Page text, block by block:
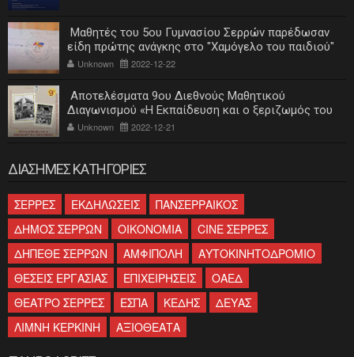
Μαθητές του 5ου Γυμνασίου Σερρών παρέδωσαν
είδη πρώτης ανάγκης στο "Χαμόγελο του παιδιού"
Unknown 2022-12-22
Αποτελέσματα 9ου Διεθνούς Μαθητικού
Διαγωνισμού «Η Εκπαίδευση και ο ξεριζωμός του
ελληνισμού»
Unknown 2022-12-21
ΔΙΑΣΗΜΕΣ ΚΑΤΗΓΟΡΙΕΣ
ΣΕΡΡΕΣ ΕΚΔΗΛΩΣΕΙΣ
ΠΑΝΣΕΡΡΑΙΚΟΣ
ΔΗΜΟΣ ΣΕΡΡΩΝ
ΟΙΚΟΝΟΜΙΑ
CINE ΣΕΡΡΕΣ
ΔΗΠΕΘΕ ΣΕΡΡΩΝ
ΑΜΦΙΠΟΛΗ
ΑΥΤΟΚΙΝΗΤΟΔΡΟΜΙΟ
ΘΕΣΕΙΣ ΕΡΓΑΣΙΑΣ
ΕΠΙΧΕΙΡΗΣΕΙΣ
ΟΑΕΔ
ΘΕΑΤΡΟ ΣΕΡΡΕΣ
ΕΣΠΑ ΚΕΔΗΣ
ΔΕΥΑΣ
ΛΙΜΝΗ ΚΕΡΚΙΝΗ
ΑΞΙΟΘΕΑΤΑ